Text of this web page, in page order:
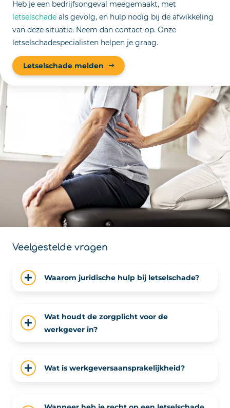
Heb je een bedrijfsongeval meegemaakt, met
letselschade als gevolg, en hulp nodig bij de afwikkeling
van deze situatie. Neem dan contact op. Onze
letselschadespecialisten helpen je graag.
Letselschade melden
Veelgestelde vragen
Waarom juridische hulp bij letselschade?
Wat houdt de zorgplicht voor de
werkgever in?
Wat is werkgeversaansprakelijkheid?